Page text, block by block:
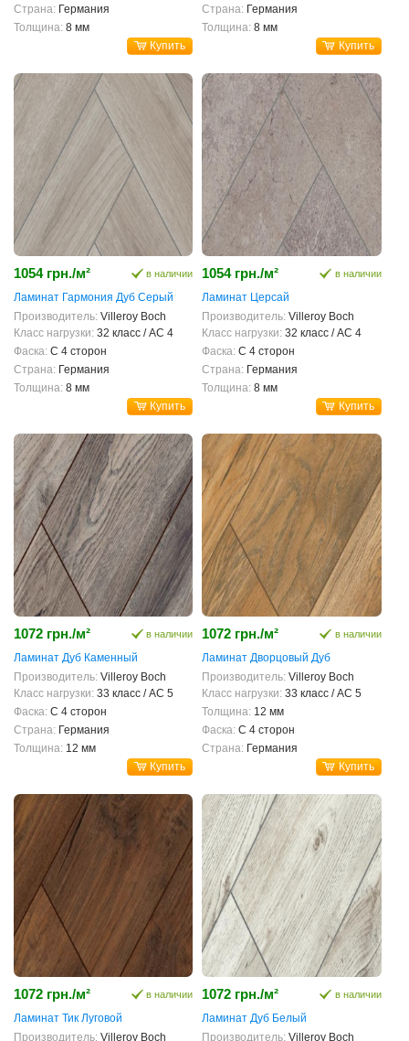
Страна: Германия
Толщина: 8 мм
Купить
Страна: Германия
Толщина: 8 мм
Купить
1054 грн./м² в наличии
Ламинат Гармония Дуб Серый
Производитель: Villeroy Boch
Класс нагрузки: 32 класс / AC 4
Фаска: С 4 сторон
Страна: Германия
Толщина: 8 мм
Купить
1054 грн./м² в наличии
Ламинат Церсай
Производитель: Villeroy Boch
Класс нагрузки: 32 класс / AC 4
Фаска: С 4 сторон
Страна: Германия
Толщина: 8 мм
Купить
1072 грн./м² в наличии
Ламинат Дуб Каменный
Производитель: Villeroy Boch
Класс нагрузки: 33 класс / AC 5
Фаска: С 4 сторон
Страна: Германия
Толщина: 12 мм
Купить
1072 грн./м² в наличии
Ламинат Дворцовый Дуб
Производитель: Villeroy Boch
Класс нагрузки: 33 класс / AC 5
Толщина: 12 мм
Фаска: С 4 сторон
Страна: Германия
Купить
1072 грн./м² в наличии
Ламинат Тик Луговой
Производитель: Villeroy Boch
1072 грн./м² в наличии
Ламинат Дуб Белый
Производитель: Villeroy Boch